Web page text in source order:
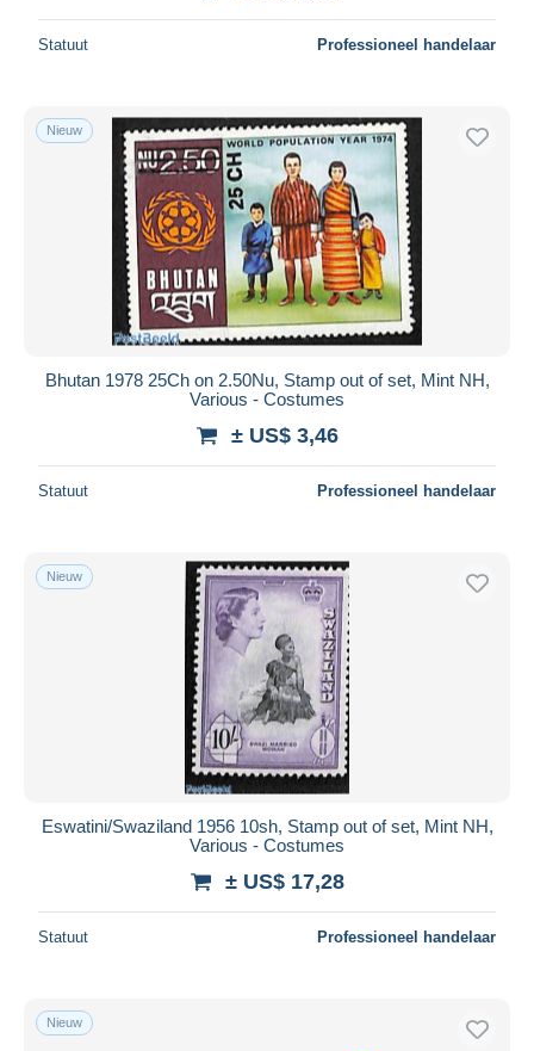
Statuut Professioneel handelaar
Nieuw
Bhutan 1978 25Ch on 2.50Nu, Stamp out of set, Mint NH,
Various - Costumes
± US$ 3,46
Statuut Professioneel handelaar
Nieuw
Eswatini/Swaziland 1956 10sh, Stamp out of set, Mint NH,
Various - Costumes
± US$ 17,28
Statuut Professioneel handelaar
Nieuw